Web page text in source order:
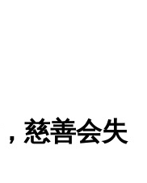
慈善会失